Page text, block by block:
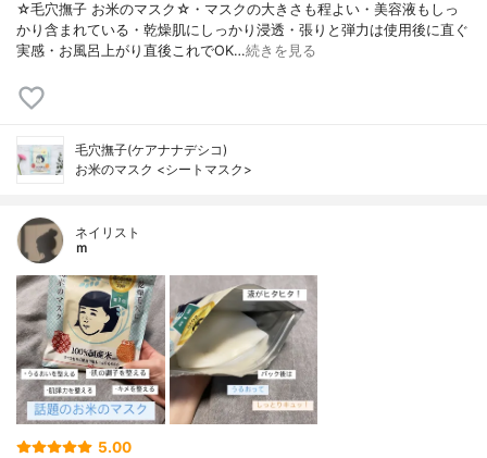
☆毛穴撫子 お米のマスク☆・マスクの大きさも程よい・美容液もしっ
かり含まれている・乾燥肌にしっかり浸透・張りと弾力は使用後に直ぐ
実感・お風呂上がり直後これでOK…続きを見る
毛穴撫子(ケアナナデシコ)
お米のマスク <シートマスク>
ネイリスト
ｍ
5.00